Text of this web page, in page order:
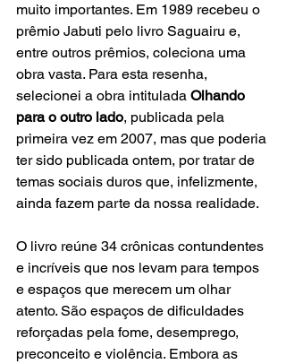
muito importantes. Em 1989 recebeu o
prêmio Jabuti pelo livro Saguairu e,
entre outros prêmios, coleciona uma
obra vasta. Para esta resenha,
selecionei a obra intitulada Olhando
para o outro lado, publicada pela
primeira vez em 2007, mas que poderia
ter sido publicada ontem, por tratar de
temas sociais duros que, infelizmente,
ainda fazem parte da nossa realidade.
O livro reúne 34 crônicas contundentes
e incríveis que nos levam para tempos
e espaços que merecem um olhar
atento. São espaços de dificuldades
reforçadas pela fome, desemprego,
preconceito e violência. Embora as